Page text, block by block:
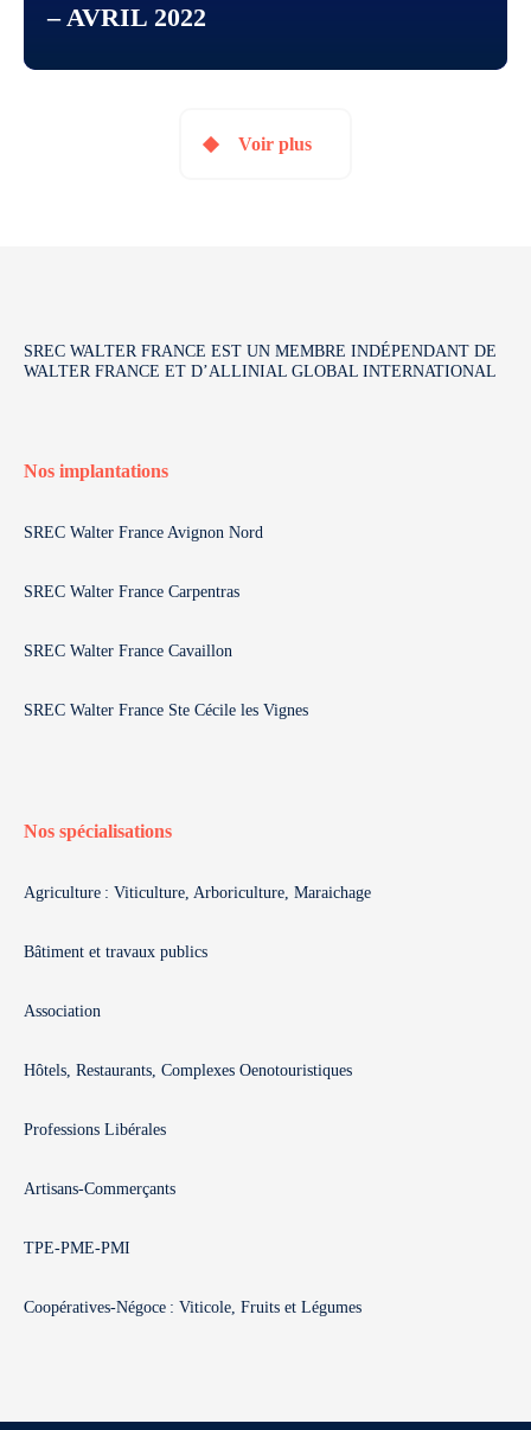
– AVRIL 2022
Voir plus
SREC WALTER FRANCE EST UN MEMBRE INDÉPENDANT DE
WALTER FRANCE ET D’ALLINIAL GLOBAL INTERNATIONAL
Nos implantations
SREC Walter France Avignon Nord
SREC Walter France Carpentras
SREC Walter France Cavaillon
SREC Walter France Ste Cécile les Vignes
Nos spécialisations
Agriculture : Viticulture, Arboriculture, Maraichage
Bâtiment et travaux publics
Association
Hôtels, Restaurants, Complexes Oenotouristiques
Professions Libérales
Artisans-Commerçants
TPE-PME-PMI
Coopératives-Négoce : Viticole, Fruits et Légumes